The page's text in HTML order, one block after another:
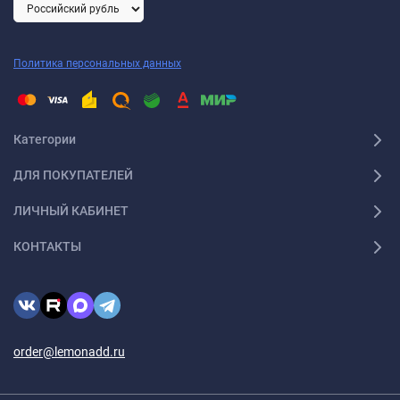
Политика персональных данных
Категории
ДЛЯ ПОКУПАТЕЛЕЙ
ЛИЧНЫЙ КАБИНЕТ
КОНТАКТЫ
order@lemonadd.ru